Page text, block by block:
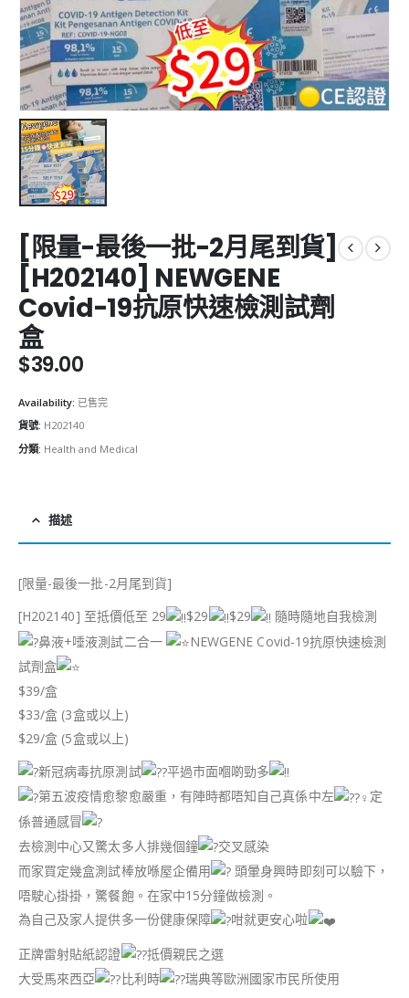
[限量-最後一批-2月尾到貨]
[H202140] NEWGENE
Covid-19抗原快速檢測試劑
盒
$39.00
Availability: 已售完
貨號: H202140
分類: Health and Medical
描述
[限量-最後一批-2月尾到貨]
[H202140] 至抵價低至 29
$29 $29
隨時隨地自我檢測
鼻液+唾液測試二合一
NEWGENE Covid-19抗原快速檢測
試劑盒
$39/盒
$33/盒 (3盒或以上)
$29/盒 (5盒或以上)
新冠病毒抗原測試
平過市面嗰啲勁多
第五波疫情愈黎愈嚴重，有陣時都唔知自己真係中左
定
係普通感冒
去檢測中心又驚太多人排幾個鐘
交叉感染
而家買定幾盒測試棒放喺屋企備用
頭暈身興時即刻可以驗下，
唔駛心掛掛，驚餐飽。在家中15分鐘做檢測。
為自己及家人提供多一份健康保障
咁就更安心啦
正牌雷射貼紙認證
抵價親民之選
大受馬來西亞
比利時
瑞典等歐洲國家市民所使用